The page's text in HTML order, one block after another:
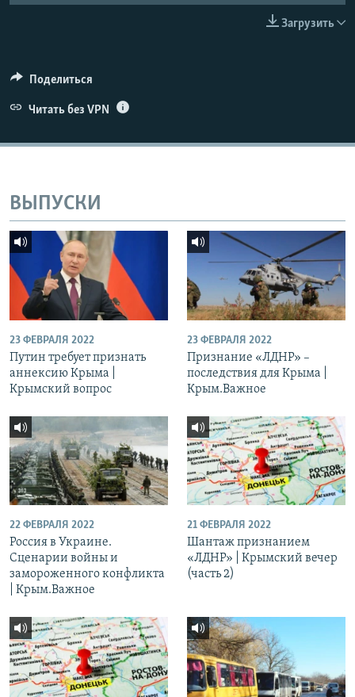
ELIFBE
УКРАИНСКАЯ ПРОБЛЕМА КРЫМА
Загрузить
Поделиться
Читать без VPN
ВЫПУСКИ
23 ФЕВРАЛЯ 2022
Путин требует признать
аннексию Крыма |
Крымский вопрос
23 ФЕВРАЛЯ 2022
Признание «ЛДНР» –
последствия для Крыма |
Крым.Важное
22 ФЕВРАЛЯ 2022
Россия в Украине.
Сценарии войны и
замороженного конфликта
| Крым.Важное
21 ФЕВРАЛЯ 2022
Шантаж признанием
«ЛДНР» | Крымский вечер
(часть 2)